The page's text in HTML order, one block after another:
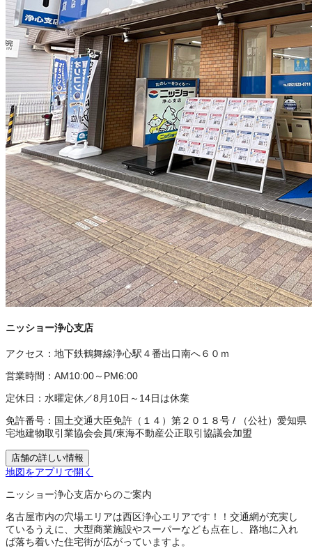
ニッショー浄心支店
アクセス： 地下鉄鶴舞線浄心駅４番出口南へ６０ｍ
営業時間： AM10:00～PM6:00
定休日： 水曜定休／8月10日～14日は休業
免許番号： 国土交通大臣免許（１４）第２０１８号 /
（公社）愛知県
宅地建物取引業協会会員/東海不動産公正取引協議会加盟
店舗の詳しい情報
地図をアプリで開く
ニッショー浄心支店からのご案内
名古屋市内の穴場エリアは西区浄心エリアです！！交通網が充実し
ているうえに、大型商業施設やスーパーなども点在し、路地に入れ
ば落ち着いた住宅街が広がっていますよ。